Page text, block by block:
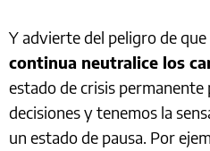
Y advierte del peligro de que
continua neutralice los
estado de crisis
decisiones y tenemos la
un estado de pausa. Por